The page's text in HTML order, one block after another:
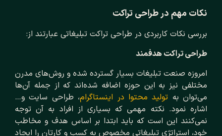
نکات مهم در طراحی تراکت
بررسی نکات کاربردی در طراحی تراکت تبلیغاتی عبارتند از:
طراحی تراکت هدفمند
امروزه صنعت تبلیغات بسیار گسترده شده و روش‌های مدرن
مختلفی نیز به این حوزه اضافه شده‌اند که از جمله آن‌ها
می‌توان به تولید محتوا در اینستاگرام، طراحی سایت و…
اشاره نمود. نکته‌ مهمی که بسیاری از افراد به آن توجه
نمی‌کنند این است که باید ابتدا بر اساس هدف و مخاطب
خود، استراتژی تبلیغاتی مخصوص به کسب و کارتان را ایجاد